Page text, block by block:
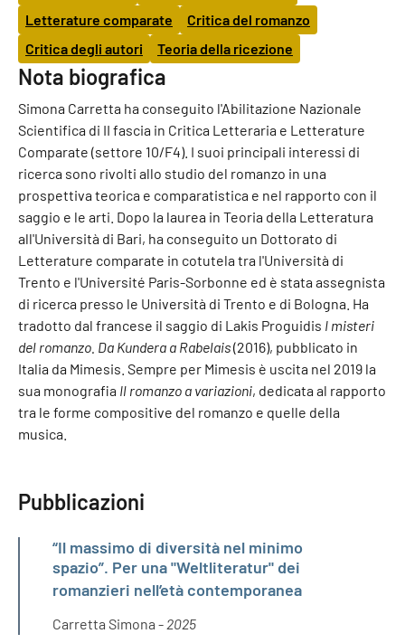
Letterature comparate
Critica del romanzo
Critica degli autori
Teoria della ricezione
Nota biografica
Simona Carretta ha conseguito l'Abilitazione Nazionale
Scientifica di II fascia in Critica Letteraria e Letterature
Comparate (settore 10/F4). I suoi principali interessi di
ricerca sono rivolti allo studio del romanzo in una
prospettiva teorica e comparatistica e nel rapporto con il
saggio e le arti. Dopo la laurea in Teoria della Letteratura
all'Università di Bari, ha conseguito un Dottorato di
Letterature comparate in cotutela tra l'Università di
Trento e l'Université Paris-Sorbonne ed è stata assegnista
di ricerca presso le Università di Trento e di Bologna. Ha
tradotto dal francese il saggio di Lakis Proguidis I misteri
del romanzo. Da Kundera a Rabelais(2016), pubblicato in
Italia da Mimesis. Sempre per Mimesis è uscita nel 2019 la
sua monografia Il romanzo a variazioni, dedicata al rapporto
tra le forme compositive del romanzo e quelle della
musica.
Pubblicazioni
“Il massimo di diversità nel minimo
spazio”. Per una "Weltliteratur" dei
romanzieri nell’età contemporanea
Carretta Simona - 2025